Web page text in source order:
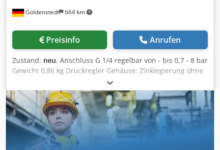
Goldenstedt 664 km
Preisinfo Anrufen
Zustand: neu, Anschluss G 1/4 regelbar von - bis 0,7 - 8 bar
Gewicht 0,86 kg Druckregler Gehäuse: Zinklegierung ohne
Manometer inklusive Betriebsanleitung 10 Stück
vorhanden! Dedpfjd Ih N Sex Am Sock